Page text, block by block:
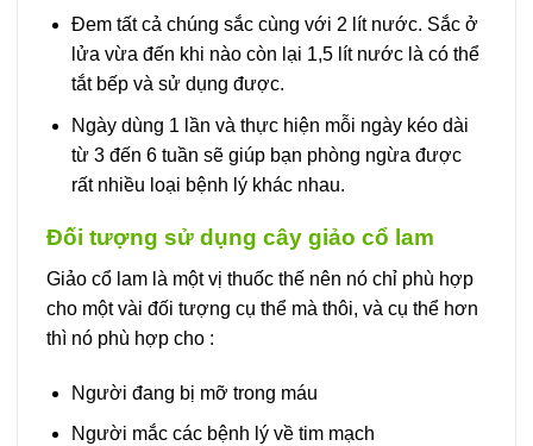
Đem tất cả chúng sắc cùng với 2 lít nước. Sắc ở
lửa vừa đến khi nào còn lại 1,5 lít nước là có thể
tắt bếp và sử dụng được.
Ngày dùng 1 lần và thực hiện mỗi ngày kéo dài
từ 3 đến 6 tuần sẽ giúp bạn phòng ngừa được
rất nhiều loại bệnh lý khác nhau.
Đối tượng sử dụng cây giảo cổ lam
Giảo cổ lam là một vị thuốc thế nên nó chỉ phù hợp
cho một vài đối tượng cụ thể mà thôi, và cụ thể hơn
thì nó phù hợp cho :
Người đang bị mỡ trong máu
Người mắc các bệnh lý về tim mạch